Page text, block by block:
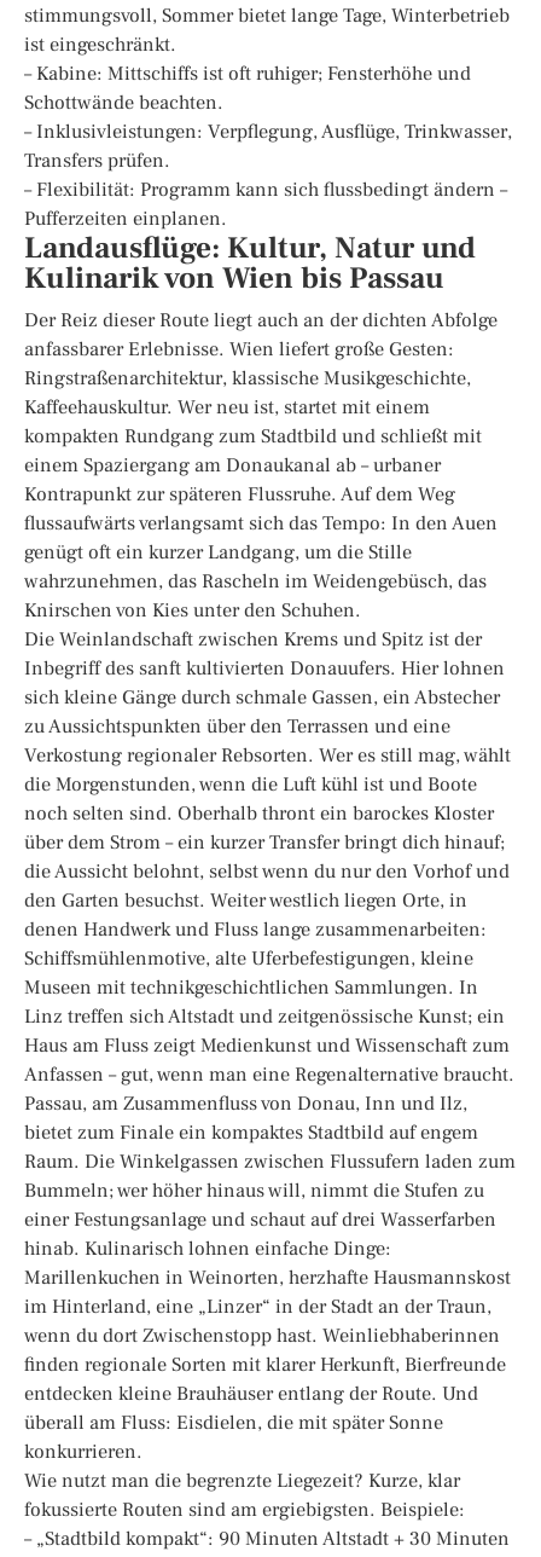
stimmungsvoll, Sommer bietet lange Tage, Winterbetrieb
ist eingeschränkt.
– Kabine: Mittschiffs ist oft ruhiger; Fensterhöhe und
Schottwände beachten.
– Inklusivleistungen: Verpflegung, Ausflüge, Trinkwasser,
Transfers prüfen.
– Flexibilität: Programm kann sich flussbedingt ändern –
Pufferzeiten einplanen.
Landausflüge: Kultur, Natur und
Kulinarik von Wien bis Passau
Der Reiz dieser Route liegt auch an der dichten Abfolge
anfassbarer Erlebnisse. Wien liefert große Gesten:
Ringstraßenarchitektur, klassische Musikgeschichte,
Kaffeehauskultur. Wer neu ist, startet mit einem
kompakten Rundgang zum Stadtbild und schließt mit
einem Spaziergang am Donaukanal ab – urbaner
Kontrapunkt zur späteren Flussruhe. Auf dem Weg
flussaufwärts verlangsamt sich das Tempo: In den Auen
genügt oft ein kurzer Landgang, um die Stille
wahrzunehmen, das Rascheln im Weidengebüsch, das
Knirschen von Kies unter den Schuhen.
Die Weinlandschaft zwischen Krems und Spitz ist der
Inbegriff des sanft kultivierten Donauufers. Hier lohnen
sich kleine Gänge durch schmale Gassen, ein Abstecher
zu Aussichtspunkten über den Terrassen und eine
Verkostung regionaler Rebsorten. Wer es still mag, wählt
die Morgenstunden, wenn die Luft kühl ist und Boote
noch selten sind. Oberhalb thront ein barockes Kloster
über dem Strom – ein kurzer Transfer bringt dich hinauf;
die Aussicht belohnt, selbst wenn du nur den Vorhof und
den Garten besuchst. Weiter westlich liegen Orte, in
denen Handwerk und Fluss lange zusammenarbeiten:
Schiffsmühlenmotive, alte Uferbefestigungen, kleine
Museen mit technikgeschichtlichen Sammlungen. In
Linz treffen sich Altstadt und zeitgenössische Kunst; ein
Haus am Fluss zeigt Medienkunst und Wissenschaft zum
Anfassen – gut, wenn man eine Regenalternative braucht.
Passau, am Zusammenfluss von Donau, Inn und Ilz,
bietet zum Finale ein kompaktes Stadtbild auf engem
Raum. Die Winkelgassen zwischen Flussufern laden zum
Bummeln; wer höher hinaus will, nimmt die Stufen zu
einer Festungsanlage und schaut auf drei Wasserfarben
hinab. Kulinarisch lohnen einfache Dinge:
Marillenkuchen in Weinorten, herzhafte Hausmannskost
im Hinterland, eine „Linzer“ in der Stadt an der Traun,
wenn du dort Zwischenstopp hast. Weinliebhaberinnen
finden regionale Sorten mit klarer Herkunft, Bierfreunde
entdecken kleine Brauhäuser entlang der Route. Und
überall am Fluss: Eisdielen, die mit später Sonne
konkurrieren.
Wie nutzt man die begrenzte Liegezeit? Kurze, klar
fokussierte Routen sind am ergiebigsten. Beispiele:
– „Stadtbild kompakt“: 90 Minuten Altstadt + 30 Minuten